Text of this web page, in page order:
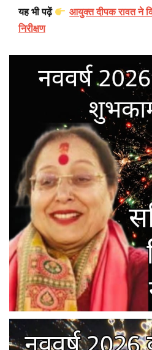
यह भी पढ़ें
आयुक्त दीपक रावत ने
निरीक्षण